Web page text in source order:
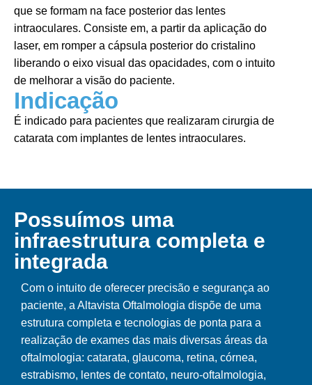
que se formam na face posterior das lentes
intraoculares. Consiste em, a partir da aplicação do
laser, em romper a cápsula posterior do cristalino
liberando o eixo visual das opacidades, com o intuito
de melhorar a visão do paciente.
Indicação
É indicado para pacientes que realizaram cirurgia de
catarata com implantes de lentes intraoculares.
Possuímos uma
infraestrutura completa e
integrada
Com o intuito de oferecer precisão e segurança ao
paciente, a Altavista Oftalmologia dispõe de uma
estrutura completa e tecnologias de ponta para a
realização de exames das mais diversas áreas da
oftalmologia: catarata, glaucoma, retina, córnea,
estrabismo, lentes de contato, neuro-oftalmologia,